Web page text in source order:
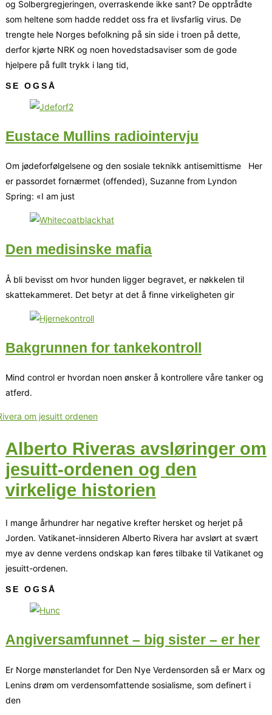
og Solbergregjeringen, overraskende ikke sant? De opptrådte
som heltene som hadde reddet oss fra et livsfarlig virus. De
trengte hele Norges befolkning på sin side i troen på dette,
derfor kjørte NRK og noen hovedstadsaviser som de gode
hjelpere på fullt trykk i lang tid,
SE OGSÅ
Eustace Mullins radiointervju
Om jødeforfølgelsene og den sosiale teknikk antisemittisme Her
er passordet fornærmet (offended), Suzanne from Lyndon
Spring: «I am just
Den medisinske mafia
Å bli bevisst om hvor hunden ligger begravet, er nøkkelen til
skattekammeret. Det betyr at det å finne virkeligheten gir
Bakgrunnen for tankekontroll
Mind control er hvordan noen ønsker å kontrollere våre tanker og
atferd.
Alberto Riveras avsløringer om
jesuitt-ordenen og den
virkelige historien
I mange århundrer har negative krefter hersket og herjet på
Jorden. Vatikanet-innsideren Alberto Rivera har avslørt at svært
mye av denne verdens ondskap kan føres tilbake til Vatikanet og
jesuitt-ordenen.
SE OGSÅ
Angiversamfunnet – big sister – er her
Er Norge mønsterlandet for Den Nye Verdensorden så er Marx og
Lenins drøm om verdensomfattende sosialisme, som definert i
den